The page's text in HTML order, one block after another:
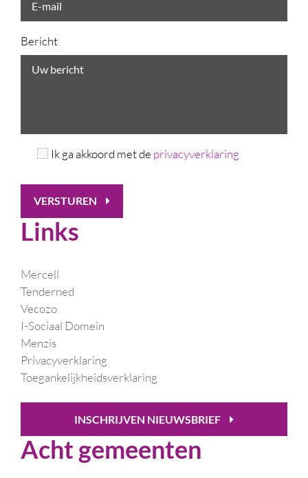
Bericht
Ik ga akkoord met de privacyverklaring
VERSTUREN
Links
Mercell
Tenderned
Vecozo
I-Sociaal Domein
Menzis
Privacyverklaring
Toegankelijkheidsverklaring
INSCHRIJVEN NIEUWSBRIEF
Acht gemeenten